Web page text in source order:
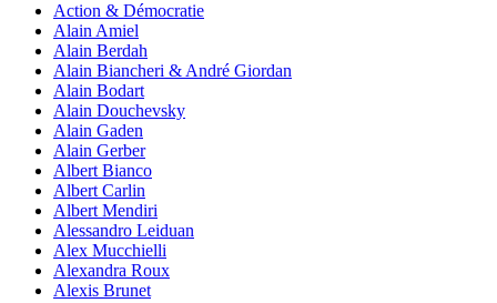
Action & Démocratie
Alain Amiel
Alain Berdah
Alain Biancheri & André Giordan
Alain Bodart
Alain Douchevsky
Alain Gaden
Alain Gerber
Albert Bianco
Albert Carlin
Albert Mendiri
Alessandro Leiduan
Alex Mucchielli
Alexandra Roux
Alexis Brunet